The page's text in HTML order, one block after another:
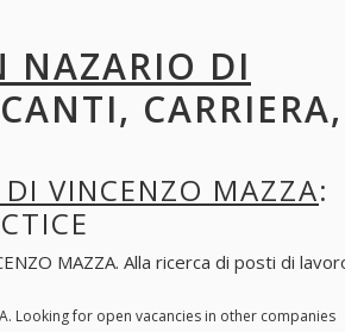
NAZARIO DI
CARRIERA,
VINCENZO MAZZA:
MAZZA. Alla ricerca di posti di
Looking for open vacancies in other companies